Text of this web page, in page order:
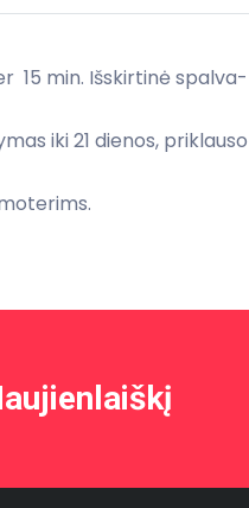
15 min. Išskirtinė
iki 21 dienos,